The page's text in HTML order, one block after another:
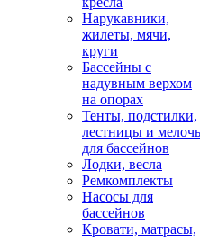
Нарукавники,
жилеты, мячи,
круги
Бассейны с
надувным верхом
на опорах
Тенты, подстилки,
лестницы и мелочь
для бассейнов
Лодки, весла
Ремкомплекты
Насосы для
бассейнов
Кровати, матрасы,